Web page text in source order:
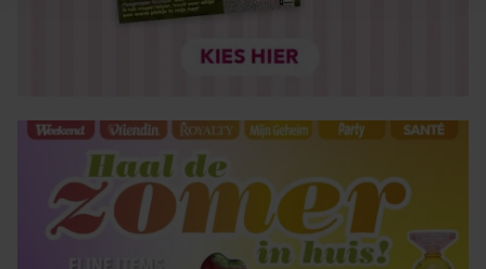
en om ons websiteverkeer te analyseren. Ook delen we
partners voor social media, adverteren en analyse. Deze
verzameld op basis van uw gebruik van hun services. U
gaat akkoord met onze cookies als u onze website blijft
gebruiken.